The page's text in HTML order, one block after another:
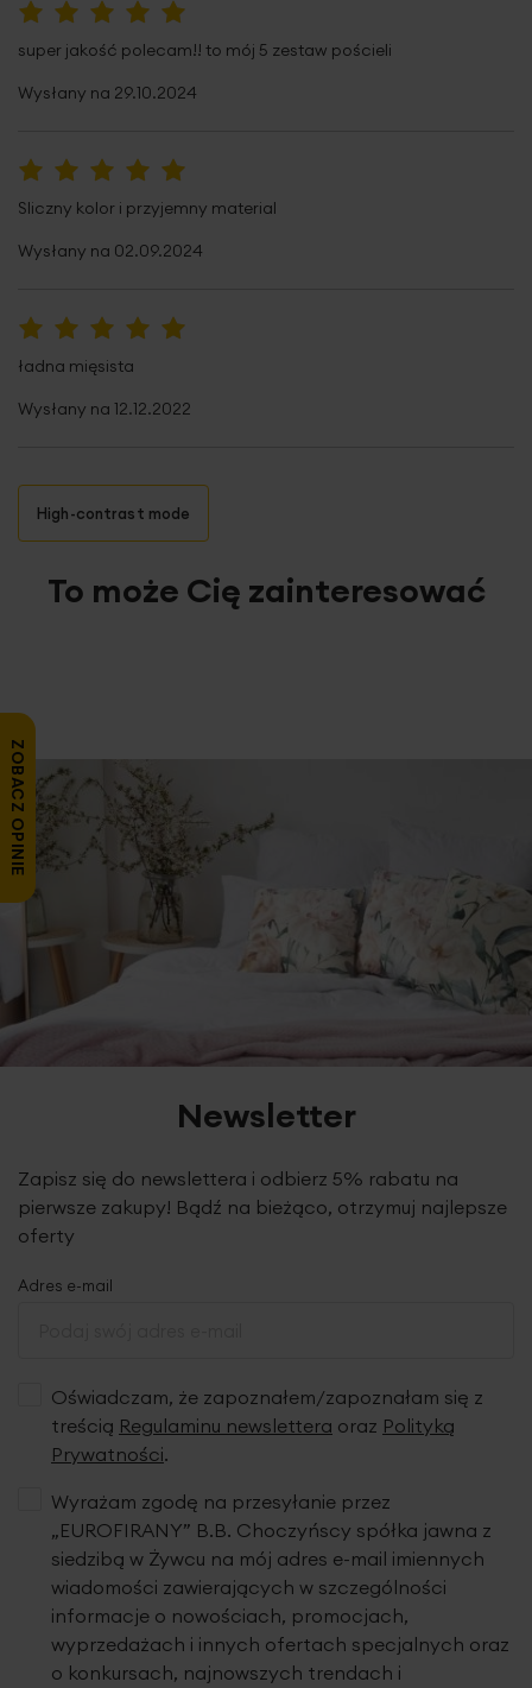
super jakość polecam!! to mój 5 zestaw pościeli
Wysłany na 29.10.2024
Sliczny kolor i przyjemny material
Wysłany na 02.09.2024
ładna mięsista
Wysłany na 12.12.2022
High-contrast mode
To może Cię zainteresować
Newsletter
Zapisz się do newslettera i odbierz 5% rabatu na
pierwsze zakupy! Bądź na bieżąco, otrzymuj najlepsze
oferty
Adres e-mail
Oświadczam, że zapoznałem/zapoznałam się z
treścią Regulaminu newslettera oraz Polityką
Prywatności.
Wyrażam zgodę na przesyłanie przez
„EUROFIRANY” B.B. Choczyńscy spółka jawna z
siedzibą w Żywcu na mój adres e-mail imiennych
wiadomości zawierających w szczególności
informacje o nowościach, promocjach,
wyprzedażach i innych ofertach specjalnych oraz
o konkursach, najnowszych trendach i
ZOBACZ OPINIE